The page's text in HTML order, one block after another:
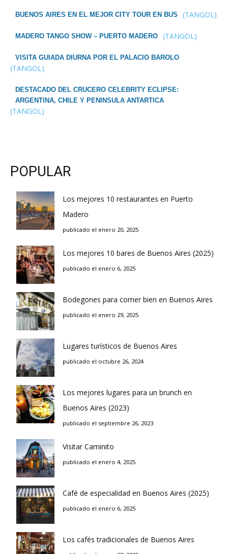
BUENOS AIRES EN EL MEJOR CITY TOUR EN BUS (TANGOL)
MADERO TANGO SHOW – PUERTO MADERO (TANGOL)
VISITA GUIADA DIURNA POR EL PALACIO BAROLO
(TANGOL)
DESTACADO DEL CRUCERO CELEBRITY ECLIPSE:
ARGENTINA, CHILE Y PENINSULA ANTARTICA
(TANGOL)
POPULAR
Los mejores 10 restaurantes en Puerto
Madero
publicado el enero 20, 2025
Los mejores 10 bares de Buenos Aires (2025)
publicado el enero 6, 2025
Bodegones para comer bien en Buenos Aires
publicado el enero 29, 2025
Lugares turísticos de Buenos Aires
publicado el octubre 26, 2024
Los mejores lugares para un brunch en
Buenos Aires (2023)
publicado el septiembre 26, 2023
Visitar Caminito
publicado el enero 4, 2025
Café de especialidad en Buenos Aires (2025)
publicado el enero 6, 2025
Los cafés tradicionales de Buenos Aires